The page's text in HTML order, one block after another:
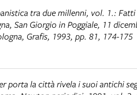
tra due millenni, vol. 1.: Fatti
San Giorgio in Poggiale, 11
Grafis, 1993, pp. 81, 174-175
porta la città rivela i suoi antichi